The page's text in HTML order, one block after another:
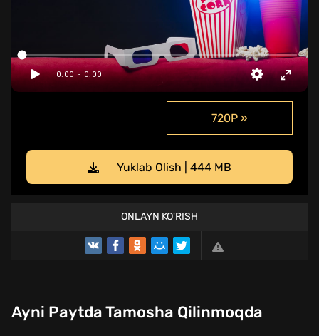
720P »
Yuklab Olish | 444 MB
ONLAYN KO'RISH
Ayni Paytda Tamosha Qilinmoqda